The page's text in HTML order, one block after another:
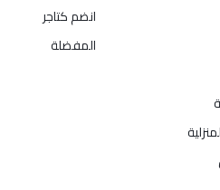
انضم كتاجر
المفضلة